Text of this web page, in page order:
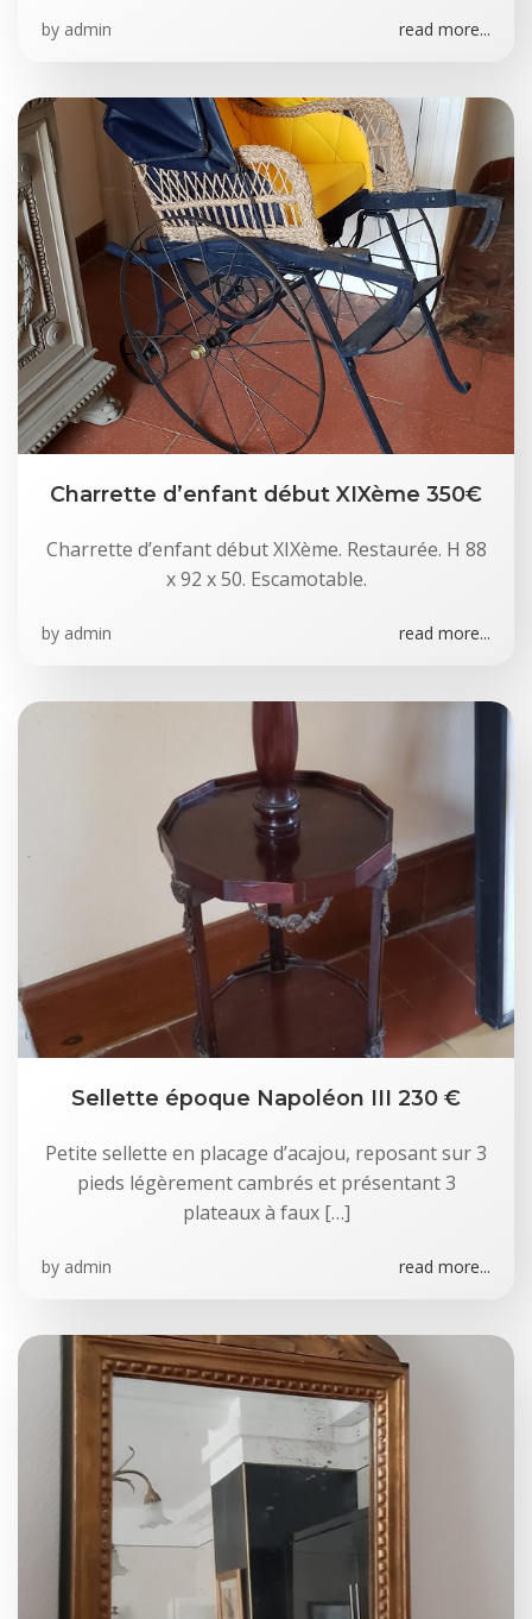
by admin read more...
Charrette d’enfant début XIXème 350€
Charrette d’enfant début XIXème. Restaurée. H 88
x 92 x 50. Escamotable.
by admin read more...
Sellette époque Napoléon III 230 €
Petite sellette en placage d’acajou, reposant sur 3
pieds légèrement cambrés et présentant 3
plateaux à faux […]
by admin read more...